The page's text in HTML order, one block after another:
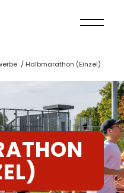
/ Halbmarathon (Einzel)